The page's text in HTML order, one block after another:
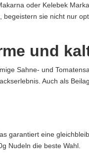
oder Kelebek
sie nicht nur
und
Sahne- und
Auch als
garantiert eine
Nudeln die beste Wahl.